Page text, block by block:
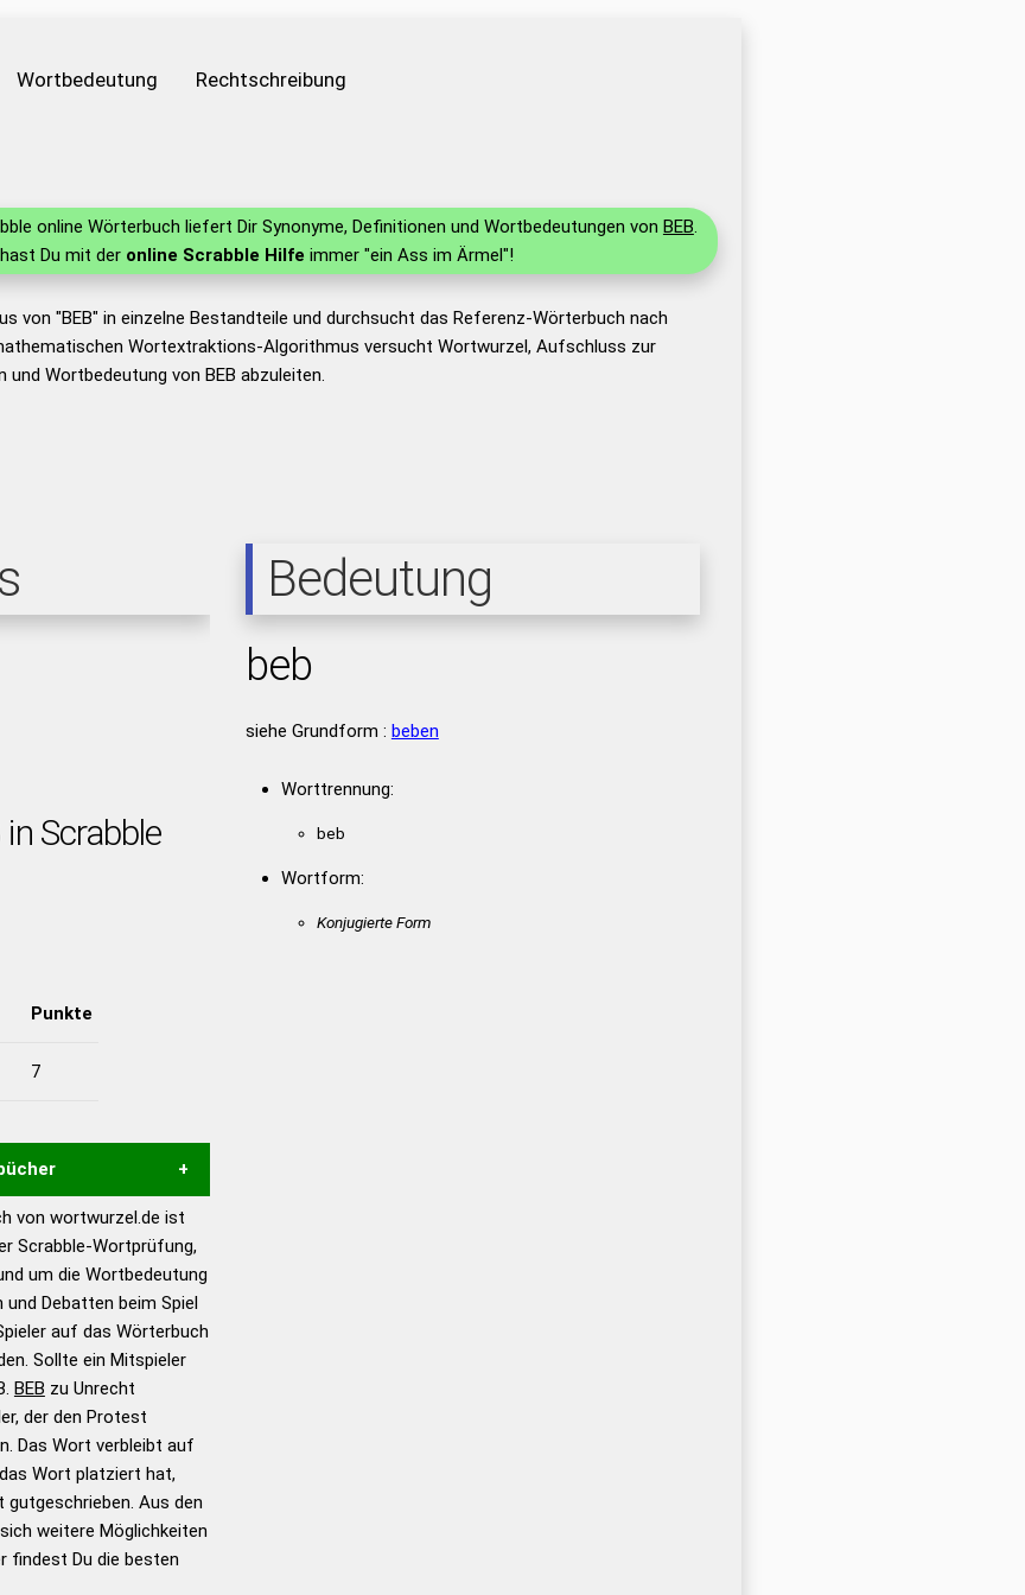
Wortbedeutung Rechtschreibung
online Wörterbuch liefert Dir Synonyme, Definitionen und Wortbedeutungen von BEB.
Du mit der online Scrabble Hilfe immer "ein Ass im Ärmel"!
von "BEB" in einzelne Bestandteile und durchsucht das Referenz-Wörterbuch nach
Wortextraktions-Algorithmus versucht Wortwurzel, Aufschluss zur
Wortbedeutung von BEB abzuleiten.
Scrabble
Punkte
7
semantischen
Anhaltspunkte zu
und Wortform, um die
Scrabble-Spiel zu
Scrabble-
in 12
und gutes
deutsche Grammatik
von wortwurzel.de ist
Scrabble-Wortprüfung,
um die Wortbedeutung
Debatten beim Spiel
auf das Wörterbuch
Sollte ein Mitspieler
BEB zu Unrecht
der den Protest
Das Wort verbleibt auf
Wort platziert hat,
Aus den
weitere Möglichkeiten
findest Du die besten
Bedeutung
beb
siehe Grundform : beben
Worttrennung:
beb
Wortform:
Konjugierte Form